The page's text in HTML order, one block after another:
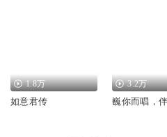
1.8万
如意君传
3.2万
巍你而唱，